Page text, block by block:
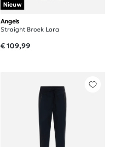
Nieuw
Angels
Straight Broek Lara
€ 109,99